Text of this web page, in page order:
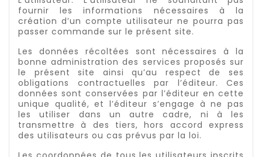
fournir les informations nécessaires à la
création d’un compte utilisateur ne pourra pas
passer commande sur le présent site.
Les données récoltées sont nécessaires à la
bonne administration des services proposés sur
le présent site ainsi qu’au respect de ses
obligations contractuelles par l’éditeur. Ces
données sont conservées par l’éditeur en cette
unique qualité, et l’éditeur s’engage à ne pas
les utiliser dans un autre cadre, ni à les
transmettre à des tiers, hors accord express
des utilisateurs ou cas prévus par la loi.